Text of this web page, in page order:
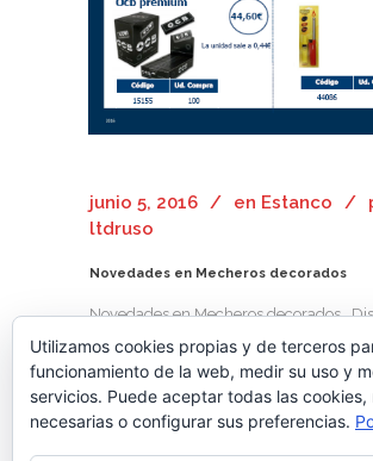
junio 5, 2016 en Estanco
ltdruso
Novedades en Mecheros decorados
Novedades en Mecheros decorados.
de una amplia variedad de barquetas
mecheros: Horoscopos, Animales,Real
Madrid,Emoticonos...
Utilizamos cookies propias y de terceros
funcionamiento de la web, medir su uso y
servicios. Puede aceptar todas las cookies,
necesarias o configurar sus preferencias.